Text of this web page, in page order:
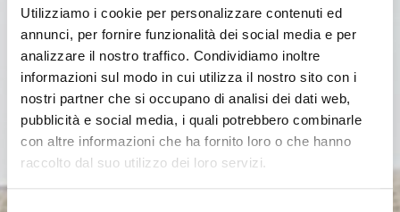
Utilizziamo i cookie per personalizzare contenuti ed
annunci, per fornire funzionalità dei social media e per
analizzare il nostro traffico. Condividiamo inoltre
informazioni sul modo in cui utilizza il nostro sito con i
nostri partner che si occupano di analisi dei dati web,
pubblicità e social media, i quali potrebbero combinarle
con altre informazioni che ha fornito loro o che hanno
raccolto dal suo utilizzo dei loro servizi.